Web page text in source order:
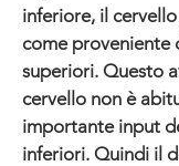
inferiore, il
come proveniente
superiori. Questo
cervello non è
importante input
inferiori. Quindi il